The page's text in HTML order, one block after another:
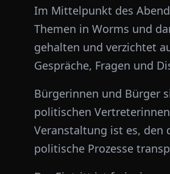
Im Mittelpunkt des
Themen in Worms und
gehalten und verzichtet
Gespräche, Fragen und
Bürgerinnen und Bürger
politischen
Veranstaltung ist es, den
politische Prozesse